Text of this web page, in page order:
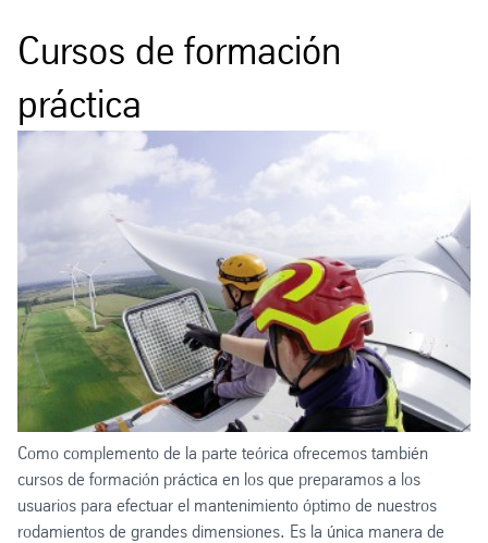
Cursos de formación
práctica
Como complemento de la parte teórica ofrecemos también
cursos de formación práctica en los que preparamos a los
usuarios para efectuar el mantenimiento óptimo de nuestros
rodamientos de grandes dimensiones. Es la única manera de